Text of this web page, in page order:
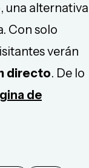
, una alternativa
Con solo
verán
directo. De lo
de